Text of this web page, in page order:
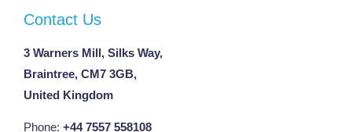
Contact Us
3 Warners Mill, Silks Way,
Braintree, CM7 3GB,
United Kingdom
Phone: +44 7557 558108